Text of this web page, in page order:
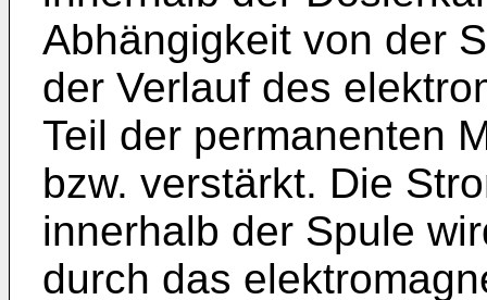
Abhängigkeit von der
der Verlauf des
Teil der permanenten
bzw. verstärkt. Die
innerhalb der Spule
durch das